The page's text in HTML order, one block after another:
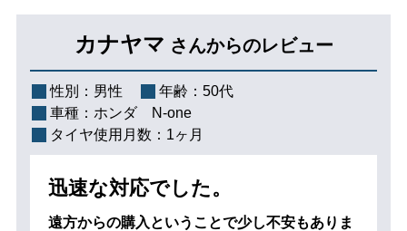
カナヤマ さんからのレビュー
性別： 男性 年齢： 50代
車種： ホンダ N-one
タイヤ使用月数： 1ヶ月
迅速な対応でした。
遠方からの購入ということで少し不安もありま